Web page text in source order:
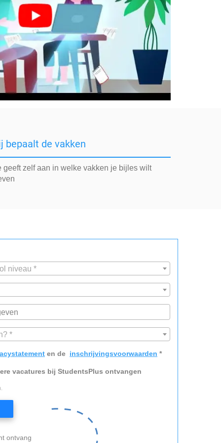
bepaalt de vakken
geeft zelf aan in welke vakken je bijles wilt
niveau *
*
en de inschrijvingsvoorwaarden *
vacatures bij StudentsPlus ontvangen
ontvang